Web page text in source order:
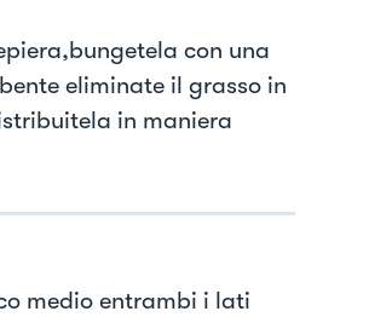
con una
eliminate il grasso in
in maniera
medio entrambi i lati